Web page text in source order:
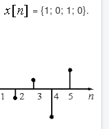
= {1; 0; 1; 0}.